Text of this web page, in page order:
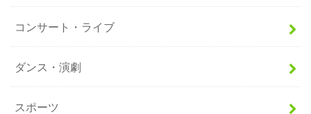
コンサート・ライブ
ダンス・演劇
スポーツ